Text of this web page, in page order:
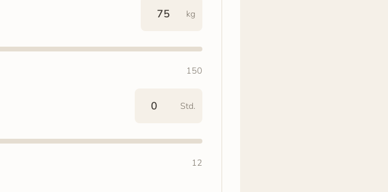
kg
150
Std.
12